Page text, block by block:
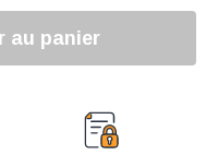
au panier